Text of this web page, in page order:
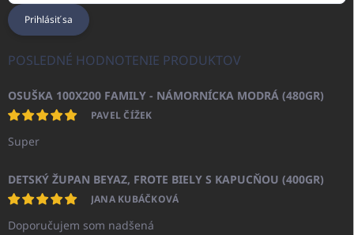
Prihlásiť sa
POSLEDNÉ HODNOTENIE PRODUKTOV
OSUŠKA 100X200 FAMILY - NÁMORNÍCKA MODRÁ (480GR)
PAVEL ČÍŽEK
Super
DETSKÝ ŽUPAN BEYAZ, FROTE BIELY S KAPUCŇOU (400GR)
JANA KUBÁČKOVÁ
Doporučujem som nadšená